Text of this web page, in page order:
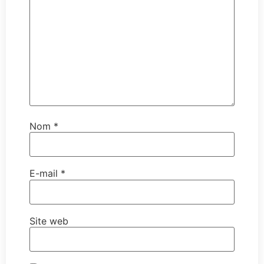
Nom *
E-mail *
Site web